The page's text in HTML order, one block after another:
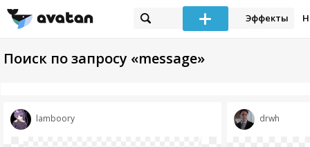
Эффекты
Поиск по запросу «message»
lamboory drwh